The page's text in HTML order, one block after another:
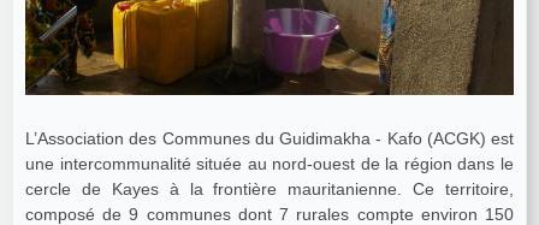
L’Association des Communes du Guidimakha - Kafo (ACGK) est
une intercommunalité située au nord-ouest de la région dans le
cercle de Kayes à la frontière mauritanienne. Ce territoire,
composé de 9 communes dont 7 rurales compte environ 150